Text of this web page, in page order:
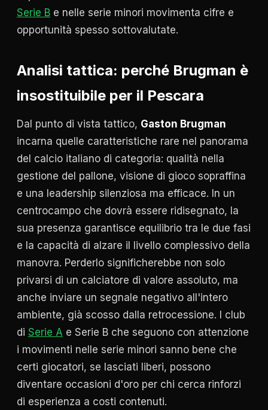
Serie B e nelle serie minori movimenta cifre e
opportunità spesso sottovalutate.
Analisi tattica: perché Brugman è
insostituibile per il Pescara
Dal punto di vista tattico, Gaston Brugman
incarna quelle caratteristiche rare nel panorama
del calcio italiano di categoria: qualità nella
gestione del pallone, visione di gioco sopraffina
e una leadership silenziosa ma efficace. In un
centrocampo che dovrà essere ridisegnato, la
sua presenza garantisce equilibrio tra le due fasi
e la capacità di alzare il livello complessivo della
manovra. Perderlo significherebbe non solo
privarsi di un calciatore di valore assoluto, ma
anche inviare un segnale negativo all'intero
ambiente, già scosso dalla retrocessione. I club
di Serie A e Serie B che seguono con attenzione
i movimenti nelle serie minori sanno bene che
certi giocatori, se lasciati liberi, possono
diventare occasioni d'oro per chi cerca rinforzi
di esperienza a costi contenuti.